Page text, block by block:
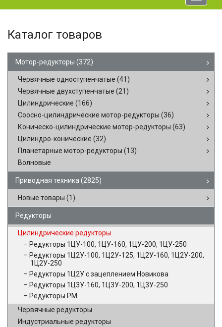
Каталог товаров
Мотор-редукторы (372)
Червячные одноступенчатые (41)
Червячные двухступенчатые (21)
Цилиндрические (166)
Соосно-цилиндрические мотор-редукторы (36)
Коническо-цилиндрические мотор-редукторы (63)
Цилиндро-конические (32)
Планетарные мотор-редукторы (13)
Волновые
Приводная техника (2825)
Новые товары (1)
Редукторы
Цилиндрические редукторы
Редукторы 1ЦУ-100, 1ЦУ-160, 1ЦУ-200, 1ЦУ-250
Редукторы 1Ц2У-100, 1Ц2У-125, 1Ц2У-160, 1Ц2У-200,
1Ц2У-250
Редукторы 1Ц2У с зацеплением Новикова
Редукторы 1Ц3У-160, 1Ц3У-200, 1Ц3У-250
Редукторы РМ
Червячные редукторы
Индустриальные редукторы